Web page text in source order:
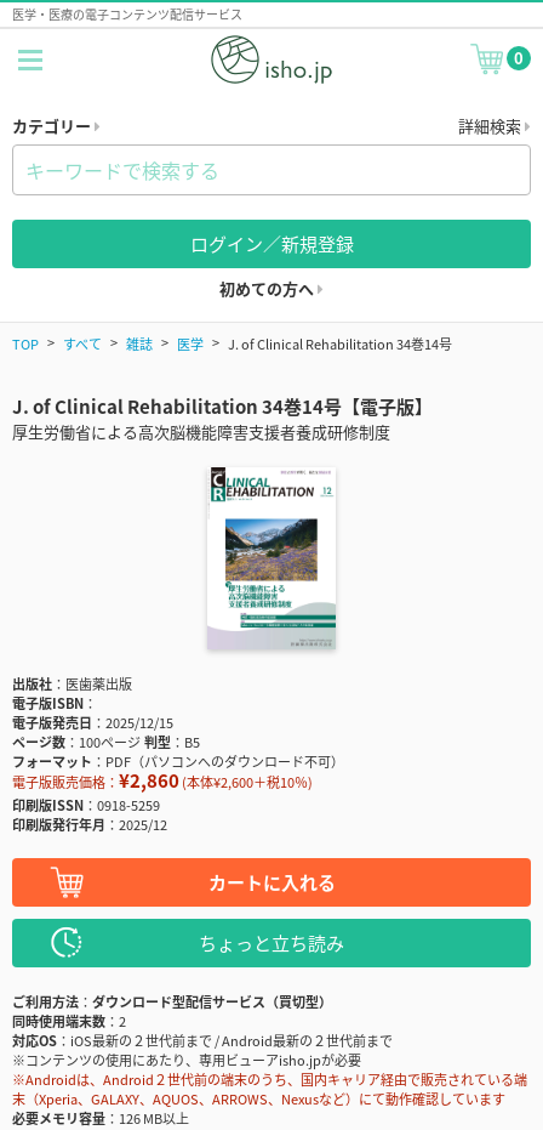
医学・医療の電子コンテンツ配信サービス
0
カテゴリー 詳細検索
ログイン／新規登録
初めての方へ
TOP すべて 雑誌 医学 J. of Clinical Rehabilitation 34巻14号
J. of Clinical Rehabilitation 34巻14号【電子版】
厚生労働省による高次脳機能障害支援者養成研修制度
出版社
医歯薬出版
電子版ISBN
電子版発売日
2025/12/15
ページ数
100ページ判型
B5
フォーマット
PDF（パソコンへのダウンロード不可）
電子版販売価格： ¥2,860(本体¥2,600＋税10％)
印刷版ISSN
0918-5259
印刷版発行年月
2025/12
カートに入れる
ちょっと立ち読み
ご利用方法
ダウンロード型配信サービス（買切型）
同時使用端末数
2
対応OS
iOS最新の２世代前まで / Android最新の２世代前まで
※コンテンツの使用にあたり、専用ビューアisho.jpが必要
※Androidは、Android２世代前の端末のうち、国内キャリア経由で販売されている端
末（Xperia、GALAXY、AQUOS、ARROWS、Nexusなど）にて動作確認しています
必要メモリ容量
126 MB以上